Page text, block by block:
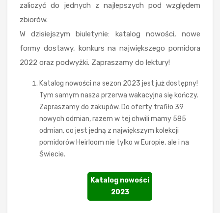
zaliczyć do jednych z najlepszych pod względem
zbiorów.
W dzisiejszym biuletynie: katalog nowości, nowe
formy dostawy, konkurs na największego pomidora
2022 oraz podwyżki. Zapraszamy do lektury!
Katalog nowości na sezon 2023 jest już dostępny!
Tym samym nasza przerwa wakacyjna się kończy.
Zapraszamy do zakupów. Do oferty trafiło 39
nowych odmian, razem w tej chwili mamy 585
odmian, co jest jedną z największym kolekcji
pomidorów Heirloom nie tylko w Europie, ale i na
Świecie.
Katalog nowości
2023